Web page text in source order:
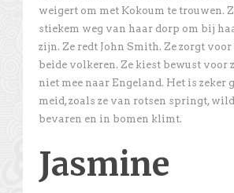
weigert om met Kokoum te trouwen.
stiekem weg van haar dorp om bij
zijn. Ze redt John Smith. Ze zorgt voor
beide volkeren. Ze kiest bewust voor
niet mee naar Engeland. Het is zeker
meid, zoals ze van rotsen springt,
bevaren en in bomen klimt.
Jasmine